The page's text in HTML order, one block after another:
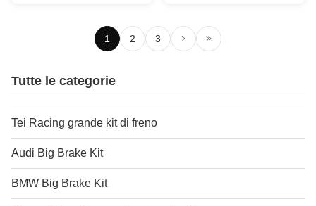
1 2 3
Tutte le categorie
Tei Racing grande kit di freno
Audi Big Brake Kit
BMW Big Brake Kit